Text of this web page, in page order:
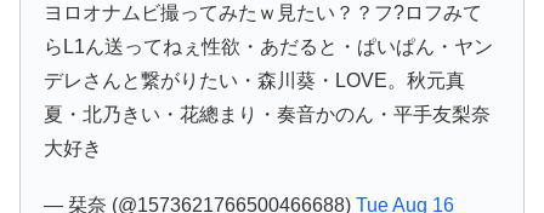
ヨロオナムビ撮ってみたｗ見たい？？フ?ロフみて
らL1ん送ってねぇ性欲・あだると・ぱいぱん・ヤン
デレさんと繋がりたい・森川葵・LOVE。秋元真
夏・北乃きい・花總まり・奏音かのん・平手友梨奈
大好き
— 栞奈 (@1573621766500466688)Tue Aug 16